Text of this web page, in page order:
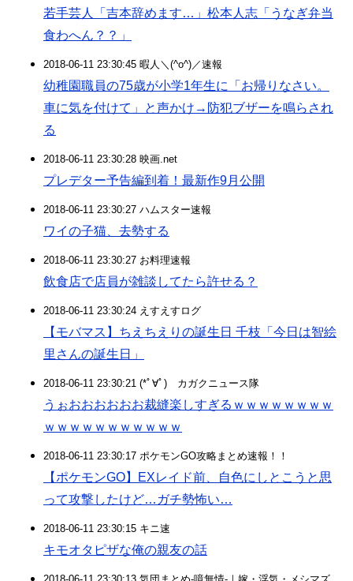
若手芸人「吉本辞めます…」松本人志「うなぎ弁当
食わへん？？」
2018-06-11 23:30:45 暇人＼(^o^)／速報
幼稚園職員の75歳が小学1年生に「お帰りなさい。
車に気を付けて」と声かけ→防犯ブザーを鳴らされ
る
2018-06-11 23:30:28 映画.net
プレデター予告編到着！最新作9月公開
2018-06-11 23:30:27 ハムスター速報
ワイの子猫、去勢する
2018-06-11 23:30:27 お料理速報
飲食店で店員が雑談してたら許せる？
2018-06-11 23:30:24 えすえすログ
【モバマス】ちえちえりの誕生日 千枝「今日は智絵
里さんの誕生日」
2018-06-11 23:30:21 (*ﾟ∀ﾟ)ゞカガクニュース隊
うぉおおおおおお裁縫楽しすぎるｗｗｗｗｗｗｗｗ
ｗｗｗｗｗｗｗｗｗｗｗ
2018-06-11 23:30:17 ポケモンGO攻略まとめ速報！！
【ポケモンGO】EXレイド前、自色にしとこうと思
って攻撃したけど…ガチ勢怖い…
2018-06-11 23:30:15 キニ速
キモオタピザな俺の親友の話